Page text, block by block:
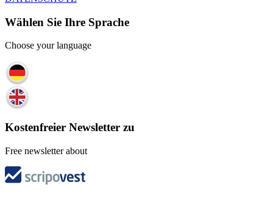
Wählen Sie Ihre Sprache
Choose your language
Kostenfreier Newsletter zu
Free newsletter about